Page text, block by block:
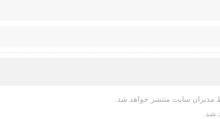
سایت منتشر خواهد شد.
شد.